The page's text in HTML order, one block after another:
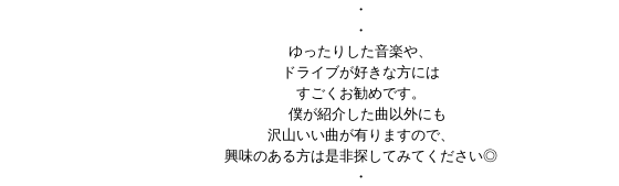
・
・
ゆったりした音楽や、
ドライブが好きな方には
すごくお勧めです。
僕が紹介した曲以外にも
沢山いい曲が有りますので、
興味のある方は是非探してみてください◎
・